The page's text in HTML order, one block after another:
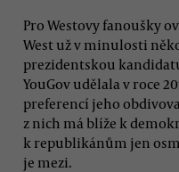
Pro Westovy fanoušky
West už v minulosti
prezidentskou
YouGov udělala v roce
preferencí jeho
z nich má blíže k
k republikánům jen
je mezi.